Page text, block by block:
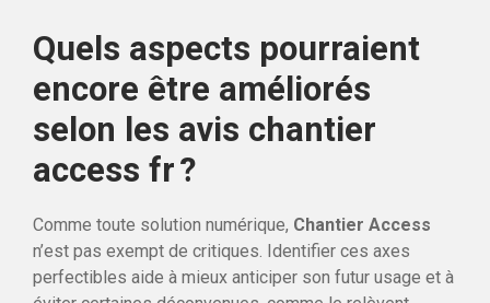
Quels aspects pourraient
encore être améliorés
selon les avis chantier
access fr ?
Comme toute solution numérique, Chantier Access
n’est pas exempt de critiques. Identifier ces axes
perfectibles aide à mieux anticiper son futur usage et à